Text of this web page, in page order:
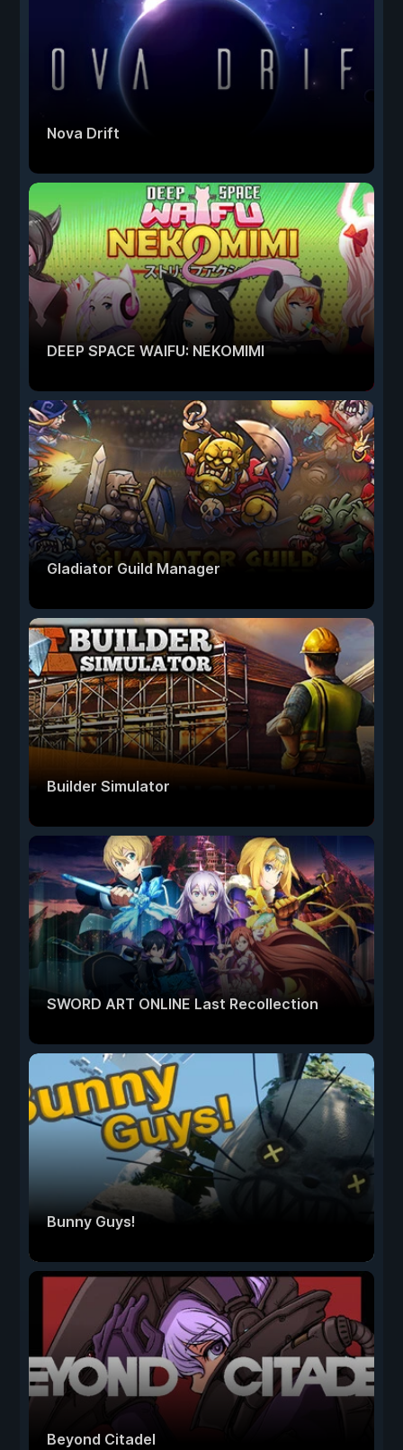
Nova Drift
DEEP SPACE WAIFU: NEKOMIMI
Gladiator Guild Manager
Builder Simulator
SWORD ART ONLINE Last Recollection
Bunny Guys!
Beyond Citadel